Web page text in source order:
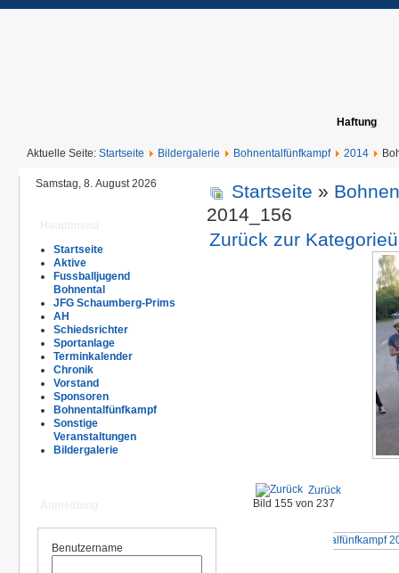
Haftung
Aktuelle Seite: Startseite Bildergalerie Bohnentalfünfkampf 2014
Samstag, 8. August 2026
Startseite
Aktive
Fussballjugend
Bohnental
JFG Schaumberg-Prims
AH
Schiedsrichter
Sportanlage
Terminkalender
Chronik
Vorstand
Sponsoren
Bohnentalfünfkampf
Sonstige
Veranstaltungen
Bildergalerie
Benutzername
Startseite »
2014_156
Zurück zur
Zurück
Bild 155 von 237